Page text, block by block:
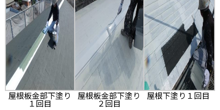
屋根板金部下塗り
１回目
屋根板金部下塗り
２回目
屋根下塗り１回目